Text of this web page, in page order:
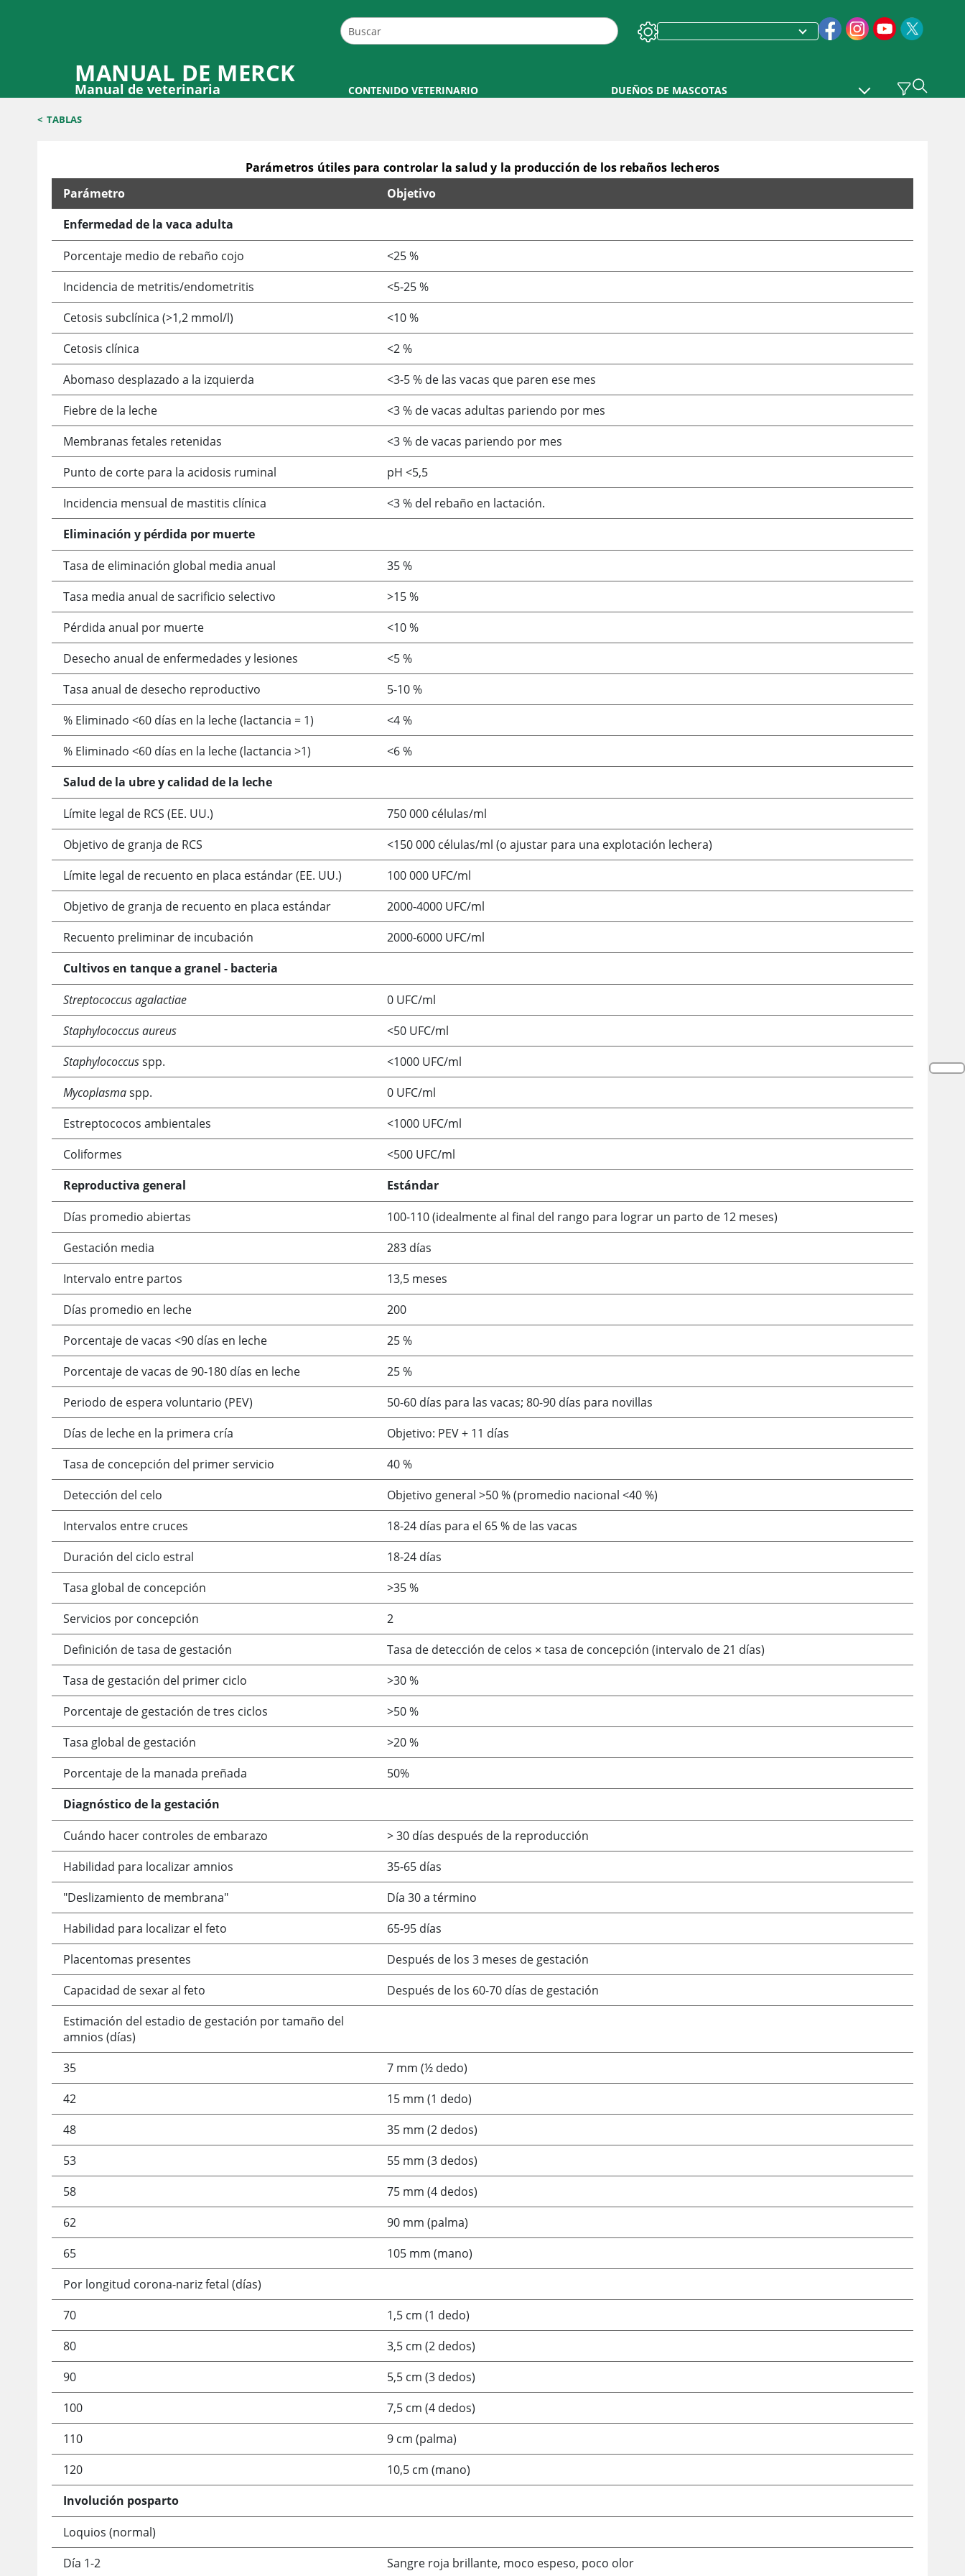
MANUAL DE MERCK
Manual de veterinaria CONTENIDO VETERINARIO DUEÑOS DE MASCOTAS
< TABLAS
Parámetros útiles para controlar la salud y la producción de los rebaños lecheros
Parámetros útiles para controlar la salud y la producción de los rebaños lecheros
Parámetro
Objetivo
Enfermedad de la vaca adulta
Porcentaje medio de rebaño cojo
<25 %
Incidencia de metritis/endometritis
<5-25 %
Cetosis subclínica (>1,2 mmol/l)
<10 %
Cetosis clínica
<2 %
Abomaso desplazado a la izquierda
<3-5 % de las vacas que paren ese mes
Fiebre de la leche
<3 % de vacas adultas pariendo por mes
Membranas fetales retenidas
<3 % de vacas pariendo por mes
Punto de corte para la acidosis ruminal
pH <5,5
Incidencia mensual de mastitis clínica
<3 % del rebaño en lactación.
Eliminación y pérdida por muerte
Tasa de eliminación global media anual
35 %
Tasa media anual de sacrificio selectivo
>15 %
Pérdida anual por muerte
<10 %
Desecho anual de enfermedades y lesiones
<5 %
Tasa anual de desecho reproductivo
5-10 %
% Eliminado <60 días en la leche (lactancia = 1)
<4 %
% Eliminado <60 días en la leche (lactancia >1)
<6 %
Salud de la ubre y calidad de la leche
Límite legal de RCS (EE. UU.)
750 000 células/ml
Objetivo de granja de RCS
<150 000 células/ml (o ajustar para una explotación lechera)
Límite legal de recuento en placa estándar (EE. UU.)
100 000 UFC/ml
Objetivo de granja de recuento en placa estándar
2000-4000 UFC/ml
Recuento preliminar de incubación
2000-6000 UFC/ml
Cultivos en tanque a granel - bacteria
Streptococcus agalactiae
0 UFC/ml
Staphylococcus aureus
<50 UFC/ml
Staphylococcusspp.
<1000 UFC/ml
Mycoplasmaspp.
0 UFC/ml
Estreptococos ambientales
<1000 UFC/ml
Coliformes
<500 UFC/ml
Reproductiva general
Estándar
Días promedio abiertas
100-110 (idealmente al final del rango para lograr un parto de 12 meses)
Gestación media
283 días
Intervalo entre partos
13,5 meses
Días promedio en leche
200
Porcentaje de vacas <90 días en leche
25 %
Porcentaje de vacas de 90-180 días en leche
25 %
Periodo de espera voluntario (PEV)
50-60 días para las vacas; 80-90 días para novillas
Días de leche en la primera cría
Objetivo: PEV + 11 días
Tasa de concepción del primer servicio
40 %
Detección del celo
Objetivo general >50 % (promedio nacional <40 %)
Intervalos entre cruces
18-24 días para el 65 % de las vacas
Duración del ciclo estral
18-24 días
Tasa global de concepción
>35 %
Servicios por concepción
2
Definición de tasa de gestación
Tasa de detección de celos × tasa de concepción (intervalo de 21 días)
Tasa de gestación del primer ciclo
>30 %
Porcentaje de gestación de tres ciclos
>50 %
Tasa global de gestación
>20 %
Porcentaje de la manada preñada
50%
Diagnóstico de la gestación
Cuándo hacer controles de embarazo
> 30 días después de la reproducción
Habilidad para localizar amnios
35-65 días
"Deslizamiento de membrana"
Día 30 a término
Habilidad para localizar el feto
65-95 días
Placentomas presentes
Después de los 3 meses de gestación
Capacidad de sexar al feto
Después de los 60-70 días de gestación
Estimación del estadio de gestación por tamaño del
amnios (días)
35
7 mm (½ dedo)
42
15 mm (1 dedo)
48
35 mm (2 dedos)
53
55 mm (3 dedos)
58
75 mm (4 dedos)
62
90 mm (palma)
65
105 mm (mano)
Por longitud corona-nariz fetal (días)
70
1,5 cm (1 dedo)
80
3,5 cm (2 dedos)
90
5,5 cm (3 dedos)
100
7,5 cm (4 dedos)
110
9 cm (palma)
120
10,5 cm (mano)
Involución posparto
Loquios (normal)
Día 1-2
Sangre roja brillante, moco espeso, poco olor